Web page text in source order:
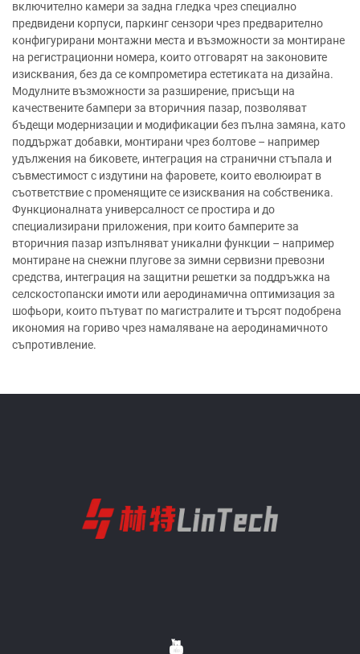
включително камери за задна гледка чрез специално
предвидени корпуси, паркинг сензори чрез предварително
конфигурирани монтажни места и възможности за монтиране
на регистрационни номера, които отговарят на законовите
изисквания, без да се компрометира естетиката на дизайна.
Модулните възможности за разширение, присъщи на
качествените бампери за вторичния пазар, позволяват
бъдещи модернизации и модификации без пълна замяна, като
поддържат добавки, монтирани чрез болтове – например
удължения на биковете, интеграция на странични стъпала и
съвместимост с издутини на фаровете, които еволюират в
съответствие с променящите се изисквания на собственика.
Функционалната универсалност се простира и до
специализирани приложения, при които бамперите за
вторичния пазар изпълняват уникални функции – например
монтиране на снежни плугове за зимни сервизни превозни
средства, интеграция на защитни решетки за поддръжка на
селскостопански имоти или аеродинамична оптимизация за
шофьори, които пътуват по магистралите и търсят подобрена
икономия на гориво чрез намаляване на аеродинамичното
съпротивление.